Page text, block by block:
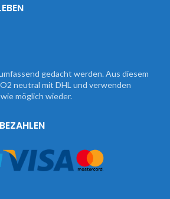
gedacht werden. Aus diesem
neutral mit DHL und verwenden
möglich wieder.